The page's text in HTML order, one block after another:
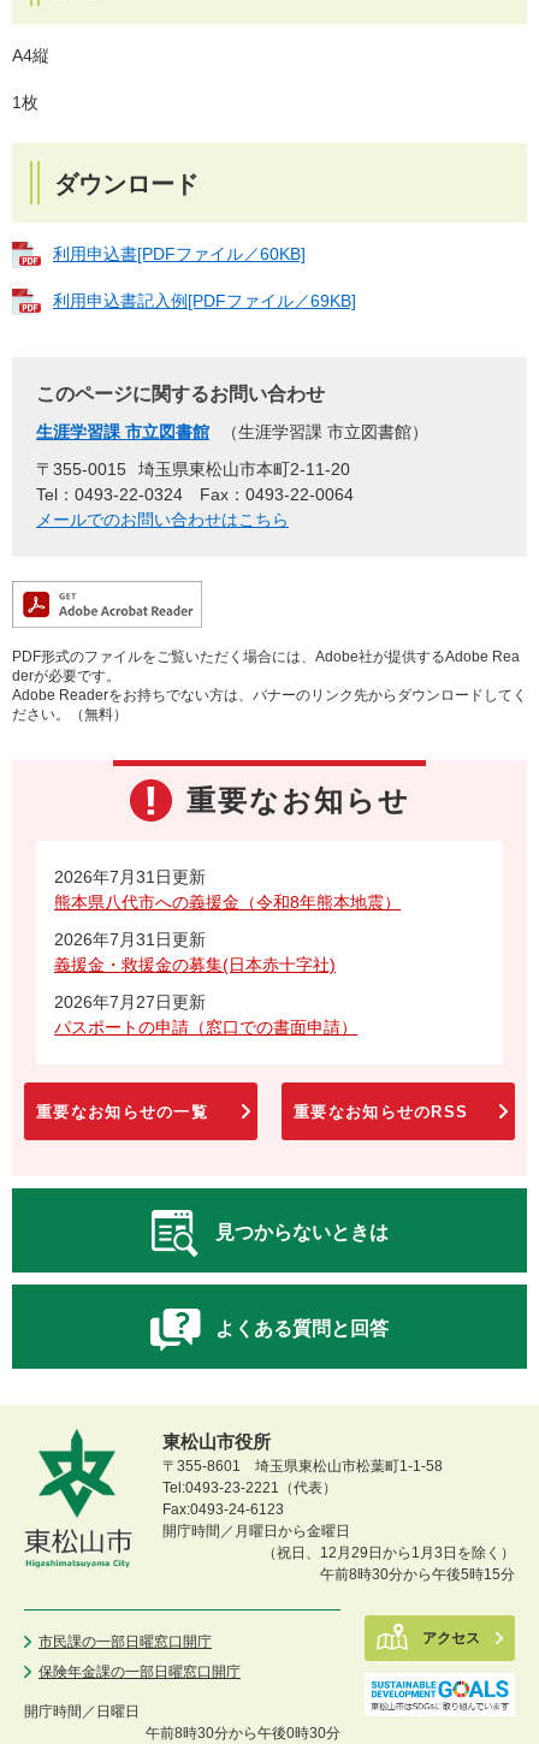
A4縦
1枚
ダウンロード
利用申込書[PDFファイル／60KB]
利用申込書記入例[PDFファイル／69KB]
このページに関するお問い合わせ
生涯学習課 市立図書館
生涯学習課 市立図書館
〒355-0015
埼玉県東松山市本町2-11-20
Tel：0493-22-0324
Fax：0493-22-0064
メールでのお問い合わせはこちら
PDF形式のファイルをご覧いただく場合には、Adobe社が提供するAdobe Rea
derが必要です。
Adobe Readerをお持ちでない方は、バナーのリンク先からダウンロードしてく
ださい。（無料）
重要なお知らせ
2026年7月31日更新
熊本県八代市への義援金（令和8年熊本地震）
2026年7月31日更新
義援金・救援金の募集(日本赤十字社)
2026年7月27日更新
パスポートの申請（窓口での書面申請）
重要なお知らせの一覧 重要なお知らせのRSS
見つからないときは
よくある質問と回答
東松山市役所
〒355-8601 埼玉県東松山市松葉町1-1-58
Tel:0493-23-2221（代表）
Fax:0493-24-6123
開庁時間／月曜日から金曜日
（祝日、12月29日から1月3日を除く）
午前8時30分から午後5時15分
市民課の一部日曜窓口開庁
保険年金課の一部日曜窓口開庁
開庁時間／ 日曜日
午前8時30分から午後0時30分
アクセス